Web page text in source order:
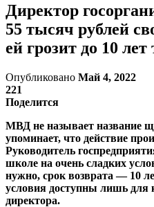
Директор
55 тысяч рублей
ей грозит до 10
Опубликовано Май 4, 2022
221
Поделится
МВД не называет название
упоминает, что действие
Руководитель
школе на очень сладких
нужно, срок возврата — 10
условия доступны лишь для
директора.